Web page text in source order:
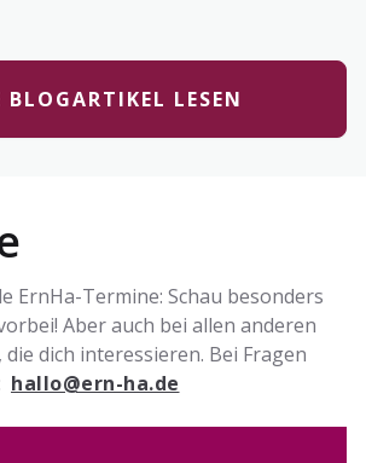
BLOGARTIKEL LESEN
ErnHa-Termine: Schau besonders
Aber auch bei allen anderen
dich interessieren. Bei Fragen
hallo@ern-ha.de